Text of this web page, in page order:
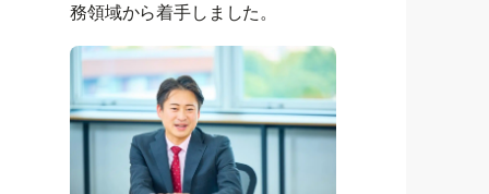
務領域から着手しました。